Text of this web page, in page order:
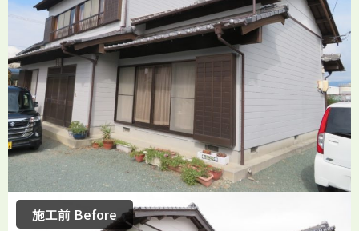
施工前 Before